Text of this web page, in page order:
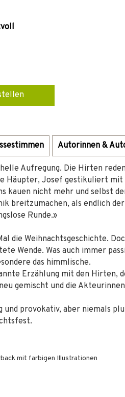
Autorinnen &
Aufregung. Die Hirten
Häupter, Josef gestikuliert
kauen nicht mehr und selbst
breitzumachen, als endlich
Runde.»
die Weihnachtsgeschichte.
Wende. Was auch immer
das himmlische.
Erzählung mit den Hirten,
gemischt und die
und provokativ, aber niemals
mit farbigen Illustrationen